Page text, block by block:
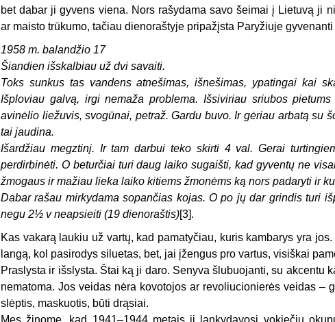
bet dabar ji gyvens viena. Nors rašydama savo šeimai į Lietuvą ji
ar maisto trūkumo, tačiau dienoraštyje pripažįsta Paryžiuje
1958 m. balandžio 17
Šiandien išskalbiau už dvi savaiti.
Toks sunkus tas vandens atnešimas, išnešimas, ypatingai kai
Išploviau galvą, irgi nemaža problema. Išsiviriau sriubos
avinėlio liežuvis, svogūnai, petraž. Gardu buvo. Ir gėriau arbatą su
tai jaudina.
Išardžiau megztinį. Ir tam darbui teko skirti 4 val. Gerai
perdirbinėti. O beturčiai turi daug laiko sugaišti, kad gyventų ne
žmogaus ir mažiau lieka laiko kitiems žmonėms ką nors padaryti ir
Dabar rašau mirkydama sopančias kojas. O po jų dar grindis turi
negu 2½ v neapsieiti (19 dienoraštis)[3].
Kas vakarą laukiu už vartų, kad pamatyčiau, kuris kambarys yra
langą, kol pasirodys siluetas, bet, jai įžengus pro vartus, visiškai
Praslysta ir išslysta. Štai ką ji daro. Senyva šlubuojanti, su akcentu
nematoma. Jos veidas nėra kovotojos ar revoliucionierės veidas –
slėptis, maskuotis, būti drąsiai.
Mes žinome, kad 1941–1944 metais ji lankydavosi vokiečių